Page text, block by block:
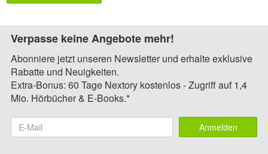
Verpasse keine Angebote mehr!
Abonniere jetzt unseren Newsletter und erhalte exklusive
Rabatte und Neuigkeiten.
Extra-Bonus: 60 Tage Nextory kostenlos - Zugriff auf 1,4
Mio. Hörbücher & E-Books.*
Anmelden